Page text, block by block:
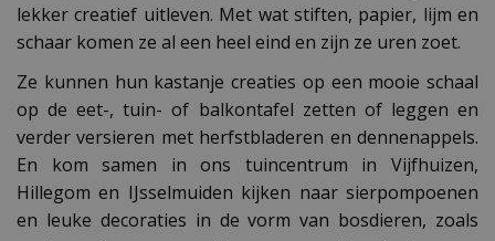
lekker creatief uitleven. Met wat stiften, papier, lijm en
schaar komen ze al een heel eind en zijn ze uren zoet.
Ze kunnen hun kastanje creaties op een mooie schaal
op de eet-, tuin- of balkontafel zetten of leggen en
verder versieren met herfstbladeren en dennenappels.
En kom samen in ons tuincentrum in Vijfhuizen,
Hillegom en IJsselmuiden kijken naar sierpompoenen
en leuke decoraties in de vorm van bosdieren, zoals